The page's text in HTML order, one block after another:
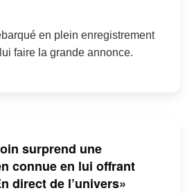
en plein enregistrement
faire la grande annonce.
surprend une
connue en lui offrant
direct de l’univers»